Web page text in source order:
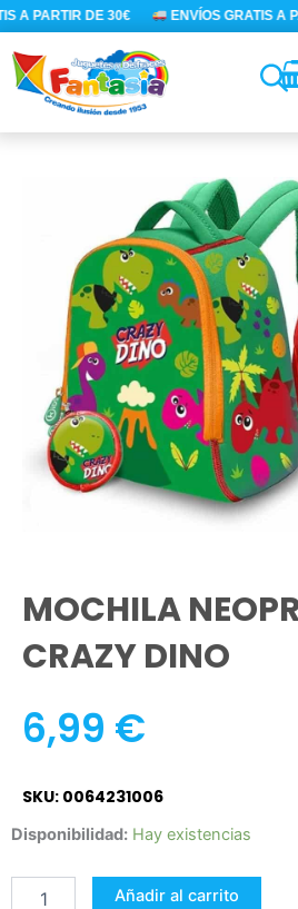
Ir
al
contenido
A PARTIR DE 30€ ENVÍOS GRATIS A
MOCHILA
CRAZY DINO
6,99 €
SKU: 0064231006
Disponibilidad: Hay existencias
MOCHILA
25CM
CRAZY
Añadir al carrito